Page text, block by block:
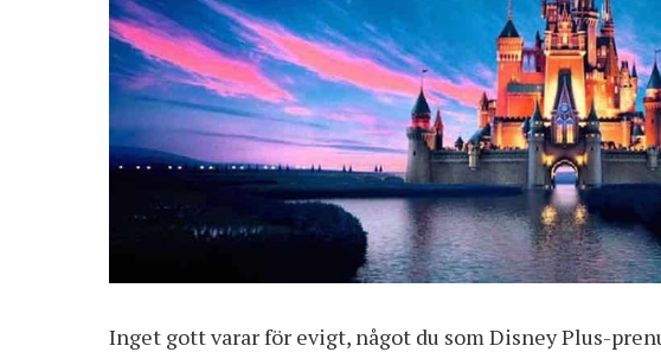
Inget gott varar för evigt, något du som Disney Plus-